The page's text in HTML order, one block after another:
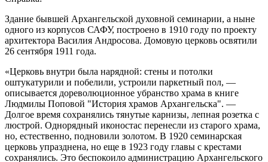
Здание бывшей Архангельской духовной семинарии, а ныне
одного из корпусов САФУ, построено в 1910 году по проекту
архитектора Василия Андросова. Домовую церковь освятили
26 сентября 1911 года.
«Церковь внутри была нарядной: стены и потолки
оштукатурили и побелили, устроили паркетный пол, —
описывается дореволюционное убранство храма в книге
Людмилы Поповой "История храмов Архангельска". —
Долгое время сохранялись тянутые карнизы, лепная розетка с
люстрой. Однорядный иконостас перенесли из старого храма,
но, естественно, подновили золотом. В 1920 семинарская
церковь упразднена, но еще в 1923 году главы с крестами
сохранялись. Это беспокоило администрацию Архангельского